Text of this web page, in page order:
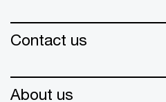
Contact us
About us